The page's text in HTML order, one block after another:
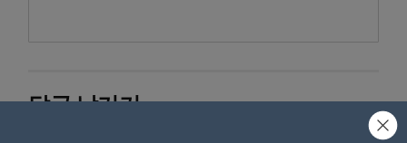
답글 남기기